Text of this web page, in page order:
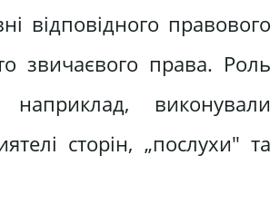
відповідного правового
звичаєвого права. Роль
наприклад, виконували
сторін, „послухи" та